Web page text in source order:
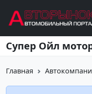
Перейти к основному
Главная